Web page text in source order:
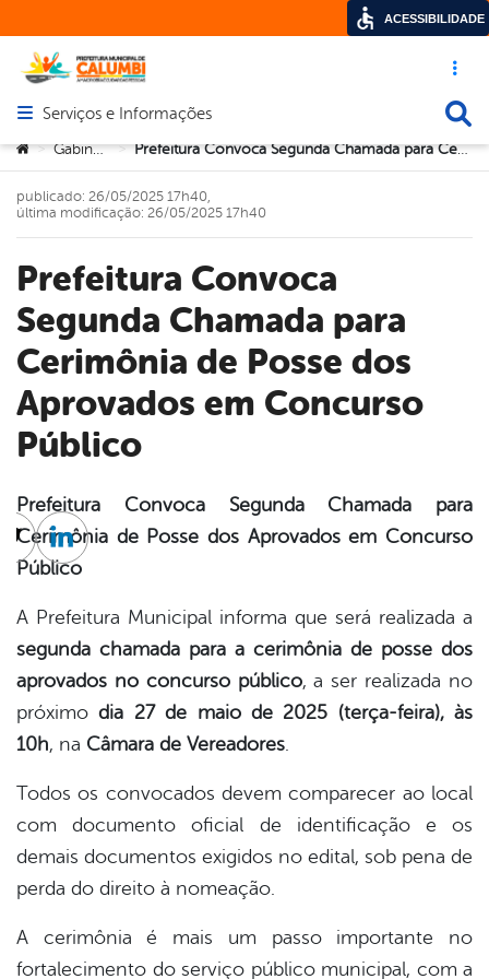
Acesso
Abrir menu principal de navegação
Serviços e Informações
Você está aqui:
> Gabinete > Prefeitura Convoca Segunda Chamada para Cerimônia de Posse dos Aprovados em Concurso Público
Prefeitura Convoca
Segunda Chamada para
Cerimônia de Posse dos
Aprovados em Concurso
Público
publicado: 26/05/2025 17h40,
última modificação: 26/05/2025 17h40
Prefeitura Convoca Segunda Chamada para
Cerimônia de Posse dos Aprovados em Concurso
Público
A Prefeitura Municipal informa que será realizada a
segunda chamada para a cerimônia de posse dos
aprovados no concurso público, a ser realizada no
próximodia 27 de maio de 2025 (terça-feira), às
10h, na Câmara de Vereadores.
Todos os convocados devem comparecer ao local
com documento oficial de identificação e os
demais documentos exigidos no edital, sob pena de
perda do direito à nomeação.
A cerimônia é mais um passo importante no
fortalecimento do serviço público municipal, com a
TwitterLinkedin
ACESSIBILIDADE